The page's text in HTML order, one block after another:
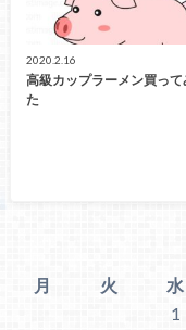
2020.2.16
高級カップラーメン買って
た
月
火 水
1